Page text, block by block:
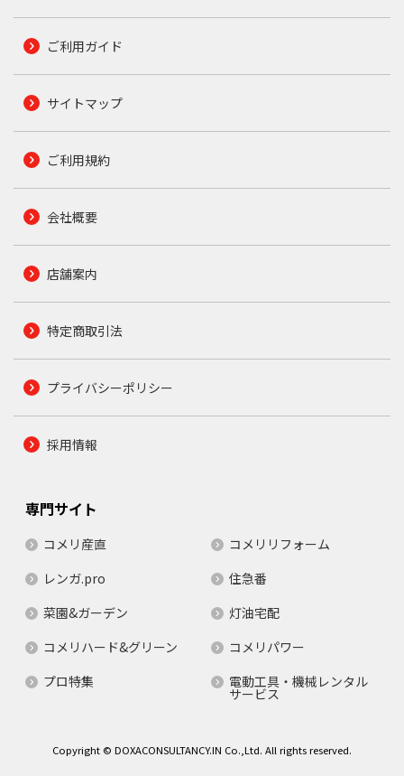
ご利用ガイド
サイトマップ
ご利用規約
会社概要
店舗案内
特定商取引法
プライバシーポリシー
採用情報
専門サイト
コメリ産直
コメリリフォーム
レンガ.pro
住急番
菜園&ガーデン
灯油宅配
コメリハード&グリーン
コメリパワー
プロ特集
電動工具・機械レンタル
サービス
Copyright © DOXACONSULTANCY.IN Co.,Ltd. All rights reserved.